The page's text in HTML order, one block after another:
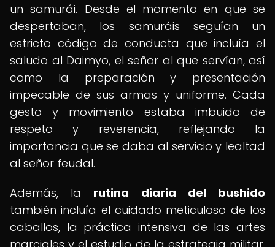
un samurái. Desde el momento en que se
despertaban, los samuráis seguían un
estricto código de conducta que incluía el
saludo al Daimyo, el señor al que servían, así
como la preparación y presentación
impecable de sus armas y uniforme. Cada
gesto y movimiento estaba imbuido de
respeto y reverencia, reflejando la
importancia que se daba al servicio y lealtad
al señor feudal.
Además, la rutina diaria del bushido
también incluía el cuidado meticuloso de los
caballos, la práctica intensiva de las artes